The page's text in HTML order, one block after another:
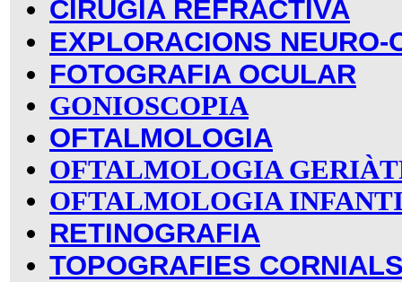
CIRUGIA REFRACTIVA
EXPLORACIONS
FOTOGRAFIA OCULAR
GONIOSCOPIA
OFTALMOLOGIA
OFTALMOLOGIA
OFTALMOLOGIA
RETINOGRAFIA
TOPOGRAFIES